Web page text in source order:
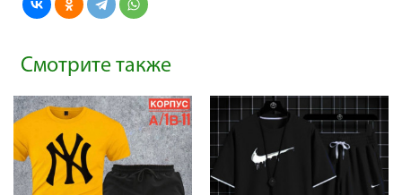
Смотрите также